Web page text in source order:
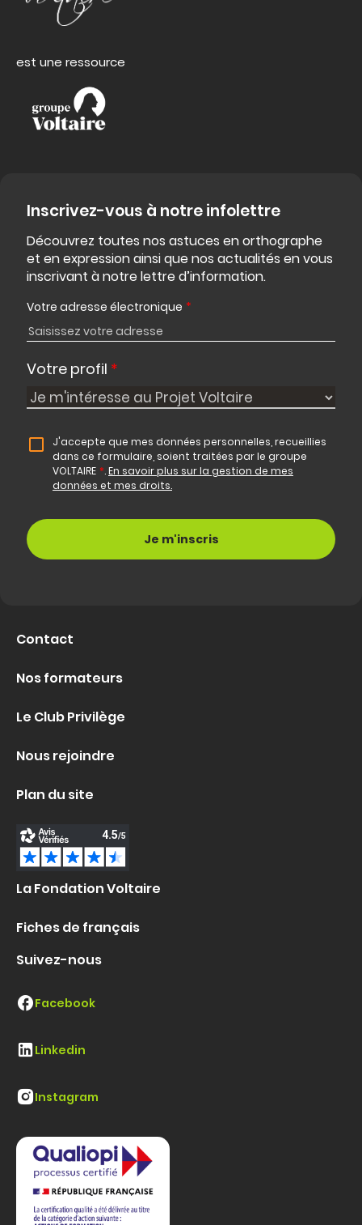
est une ressource
Inscrivez-vous à notre infolettre
Découvrez toutes nos astuces en orthographe
et en expression ainsi que nos actualités en vous
inscrivant à notre lettre d’information.
Votre adresse électronique *
Votre profil *
J'accepte que mes données personnelles, recueillies
dans ce formulaire, soient traitées par le groupe
VOLTAIRE *.En savoir plus sur la gestion de mes
données et mes droits.
Contact
Nos formateurs
Le Club Privilège
Nous rejoindre
Plan du site
La Fondation Voltaire
Fiches de français
Suivez-nous
Facebook
Linkedin
Instagram